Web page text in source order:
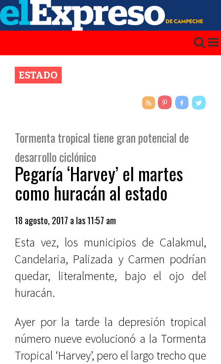
ESTADO
Tormenta tropical tiene gran potencial de
desarrollo ciclónico
Pegaría ‘Harvey’ el martes
como huracán al estado
18 agosto, 2017 a las 11:57 am
Esta vez, los municipios de Calakmul,
Candelaria, Palizada y Carmen podrían
quedar, literalmente, bajo el ojo del
huracán.
Ayer por la tarde la depresión tropical
número nueve evolucionó a la Tormenta
Tropical ‘Harvey’, pero el largo trecho que